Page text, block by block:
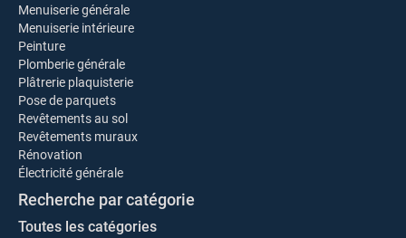
Menuiserie générale
Menuiserie intérieure
Peinture
Plomberie générale
Plâtrerie plaquisterie
Pose de parquets
Revêtements au sol
Revêtements muraux
Rénovation
Électricité générale
Recherche par catégorie
Toutes les catégories